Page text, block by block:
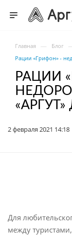
Главная — Блог
Рации «Грифон» -
РАЦИИ
2 февраля 2021 14:18
Для
между